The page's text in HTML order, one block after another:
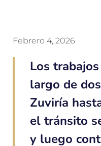
Febrero 4, 2026
Los
largo de
Zuviría
el tránsito
y luego